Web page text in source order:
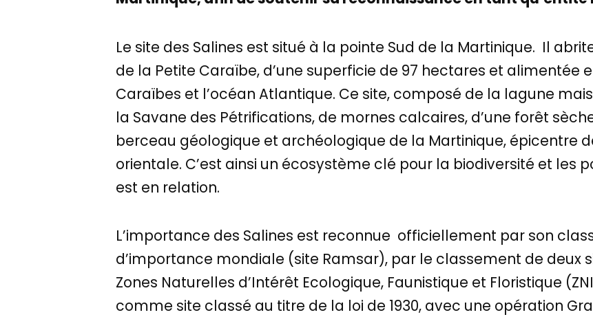
Le site des Salines est situé à la pointe Sud de la Martinique. Il
de la Petite Caraïbe, d’une superficie de 97 hectares et alimentée
Caraïbes et l’océan Atlantique. Ce site, composé de la lagune
la Savane des Pétrifications, de mornes calcaires, d’une forêt
berceau géologique et archéologique de la Martinique, épicentre
orientale. C’est ainsi un écosystème clé pour la biodiversité et les
est en relation.
L’importance des Salines est reconnue officiellement par son
d’importance mondiale (site Ramsar), par le classement de deux
Zones Naturelles d’Intérêt Ecologique, Faunistique et Floristique
comme site classé au titre de la loi de 1930, avec une opération